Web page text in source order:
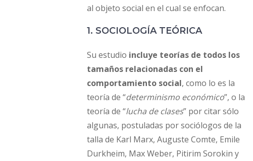
al objeto social en el cual se enfocan.
1. SOCIOLOGÍA TEÓRICA
Su estudio incluye teorías de todos los
tamaños relacionadas con el
comportamiento social, como lo es la
teoría de “determinismo económico”, o la
teoría de “lucha de clases” por citar sólo
algunas, postuladas por sociólogos de la
talla de Karl Marx, Auguste Comte, Emile
Durkheim, Max Weber, Pitirim Sorokin y